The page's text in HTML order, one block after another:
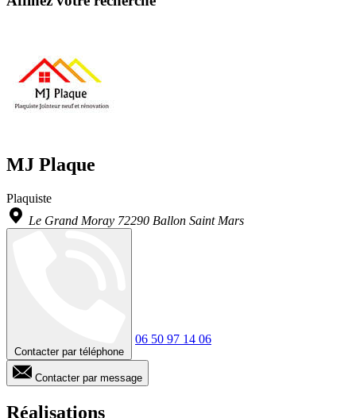
MJ Plaque
Plaquiste
Le Grand Moray 72290 Ballon Saint Mars
Contacter par téléphone
06 50 97 14 06
Contacter par message
Réalisations